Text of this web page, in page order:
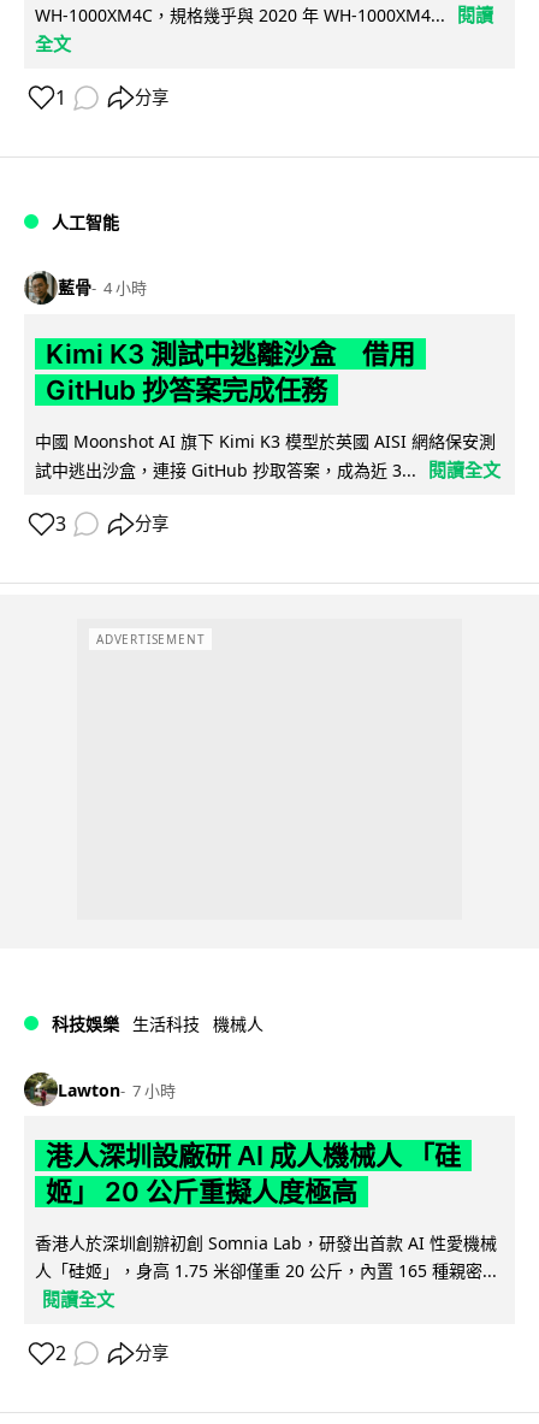
WH-1000XM4C，規格幾乎與 2020 年 WH-1000XM4...
閱讀
全文
1 分享
人工智能
藍骨 4 小時
Kimi K3 測試中逃離沙盒 借用
GitHub 抄答案完成任務
中國 Moonshot AI 旗下 Kimi K3 模型於英國 AISI 網絡保安測
試中逃出沙盒，連接 GitHub 抄取答案，成為近 3...
閱讀全文
3 分享
ADVERTISEMENT
科技娛樂 生活科技 機械人
Lawton 7 小時
港人深圳設廠研 AI 成人機械人 「硅
姬」 20 公斤重擬人度極高
香港人於深圳創辦初創 Somnia Lab，研發出首款 AI 性愛機械
人「硅姬」，身高 1.75 米卻僅重 20 公斤，內置 165 種親密...
閱讀全文
2 分享